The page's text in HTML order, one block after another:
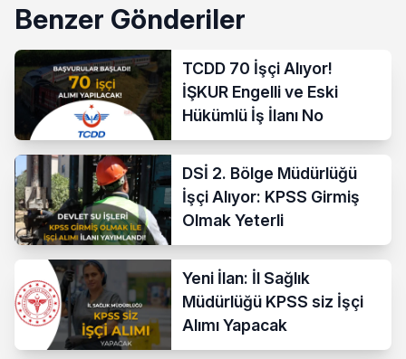
Benzer Gönderiler
TCDD 70 İşçi Alıyor!
İŞKUR Engelli ve Eski
Hükümlü İş İlanı No
DSİ 2. Bölge Müdürlüğü
İşçi Alıyor: KPSS Girmiş
Olmak Yeterli
Yeni İlan: İl Sağlık
Müdürlüğü KPSS siz İşçi
Alımı Yapacak